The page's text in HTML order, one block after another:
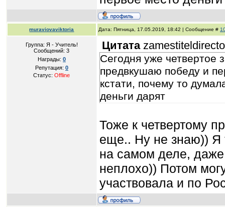
muraviovaviktoria Дата: Пятница, 17.05.2019, 18:42 | Сообщение #
Группа: Я - Учитель!
Сообщений:3
Награды: 0
Репутация: 0
Статус:Offline
Цитата
Сегодня уже четвертое
предвкушаю победу и
кстати, почему то
деньги дарят
Тоже к четвертому
еще.. Ну не знаю)) Я
на самом деле, даже
неплохо)) Потом
участвовала и по